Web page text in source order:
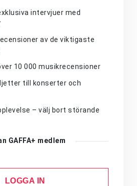
intervjuer med
av de viktigaste
10 000 musikrecensioner
till konserter och
– välj bort störande
GAFFA+ medlem
LOGGA IN